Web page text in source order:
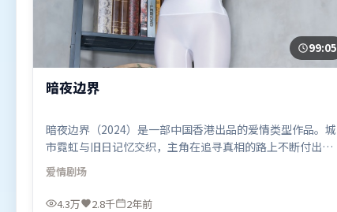
99:05
暗夜边界
暗夜边界（2024）是一部中国香港出品的爱情类型作品。城
市霓虹与旧日记忆交织，主角在追寻真相的路上不断付出代
价。动作场面设计讲究空间与节奏，文戏部分同样扎实耐
嚼。由娄烨执导，刘德华、秦海璐、基里安·墨菲，木村拓
哉等联袂出演。影片于2024年3月15日（中国香港）在部分
爱情剧场
4.3万 2.8千 2年前